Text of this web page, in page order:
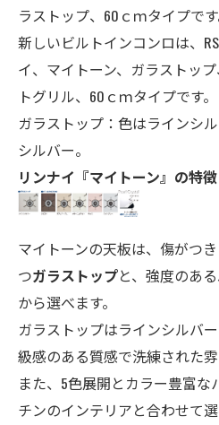
ラストップ、60ｃｍタイプです
新しいビルトインコンロは、
イ、マイトーン、ガラストッ
トグリル、60ｃｍタイプです。
ガラストップ：色はラインシ
シルバー。
リンナイ『マイトーン』の特徴
マイトーンの天板は、傷がつ
つガラストップと、強度のある
から選べます。
ガラストップはラインシルバ
級感のある質感で洗練された雰
また、5色展開とカラー豊富
チンのインテリアと合わせて